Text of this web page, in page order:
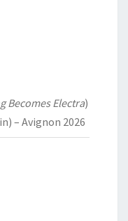
Becomes Electra)
– Avignon 2026